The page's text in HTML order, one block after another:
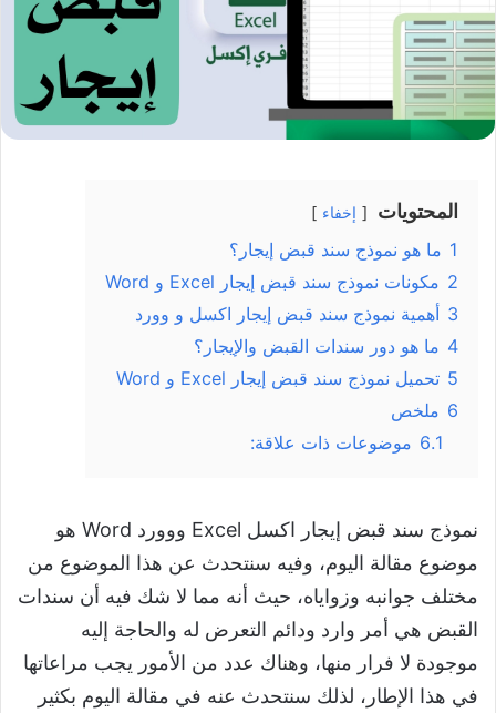
المحتويات إخفاء
1 ما هو نموذج سند قبض إيجار؟
2 مكونات نموذج سند قبض إيجار Excel و Word
3 أهمية نموذج سند قبض إيجار اكسل و وورد
4 ما هو دور سندات القبض والإيجار؟
5 تحميل نموذج سند قبض إيجار Excel و Word
6 ملخص
6.1 موضوعات ذات علاقة:
نموذج سند قبض إيجار اكسل Excel ووورد Word هو
موضوع مقالة اليوم، وفيه سنتحدث عن هذا الموضوع من
مختلف جوانبه وزواياه، حيث أنه مما لا شك فيه أن سندات
القبض هي أمر وارد ودائم التعرض له والحاجة إليه
موجودة لا فرار منها، وهناك عدد من الأمور يجب مراعاتها
في هذا الإطار، لذلك سنتحدث عنه في مقالة اليوم بكثير